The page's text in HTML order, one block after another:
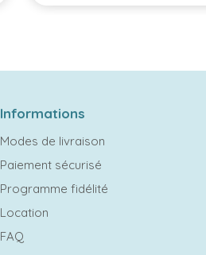
Informations
Modes de livraison
Paiement sécurisé
Programme fidélité
Location
FAQ